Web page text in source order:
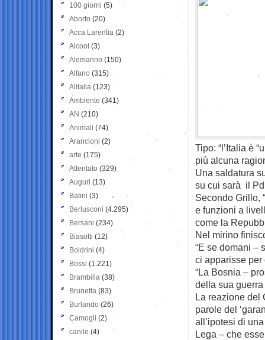
Tipo: “l’Italia è
più alcuna
Una saldatura
su cui sarà il Pd
Secondo Grillo,
e funzioni a
come la
Nel mirino
“E se domani –
ci apparisse per
“La Bosnia –
della sua
La reazione del
parole del
all’ipotesi di
Lega – che
100 giorni (5)
Aborto (20)
Acca Larentia (2)
Alcool (3)
Alemanno (150)
Alfano (315)
Alitalia (123)
Ambiente (341)
AN (210)
Animali (74)
Arancioni (2)
arte (175)
Attentato (329)
Auguri (13)
Batini (3)
Berlusconi (4.295)
Bersani (234)
Biasotti (12)
Boldrini (4)
Bossi (1.221)
Brambilla (38)
Brunetta (83)
Burlando (26)
Camogli (2)
canile (4)